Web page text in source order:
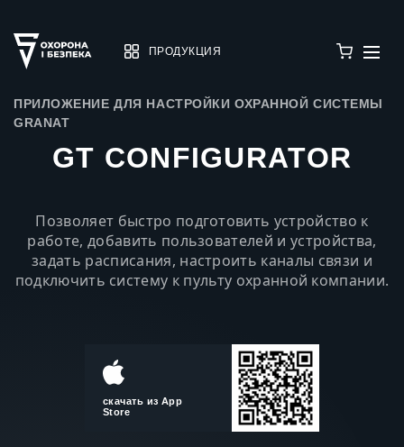
ПРОДУКЦИЯ
ПРИЛОЖЕНИЕ ДЛЯ НАСТРОЙКИ ОХРАННОЙ СИСТЕМЫ
GRANAT
GT CONFIGURATOR
Позволяет быстро подготовить устройство к
работе, добавить пользователей и устройства,
задать расписания, настроить каналы связи и
подключить систему к пульту охранной компании.
скачать из App
Store